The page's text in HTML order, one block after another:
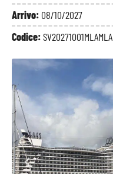
Arrivo: 08/10/2027
Codice:SV20271001MLAMLA